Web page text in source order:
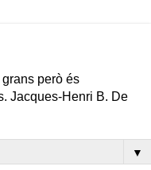
però és
Jacques-Henri B. De
▼